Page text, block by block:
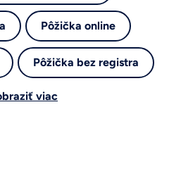
Pôžička online
Pôžička bez registra
viac